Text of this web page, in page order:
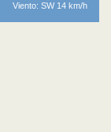
Viento: SW 14 km/h